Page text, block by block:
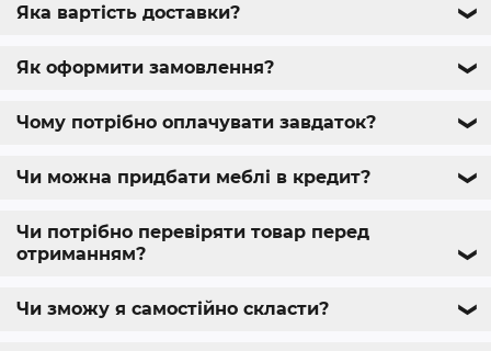
Яка вартість доставки? ❯
Як оформити замовлення? ❯
Чому потрібно оплачувати завдаток? ❯
Чи можна придбати меблі в кредит? ❯
Чи потрібно перевіряти товар перед
отриманням?
❯
Чи зможу я самостійно скласти? ❯